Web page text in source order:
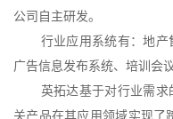
公司自主研发。
行业应用系统有：地产
广告信息发布系统、培训会
英拓达基于对行业需求
关产品在其应用领域实现了